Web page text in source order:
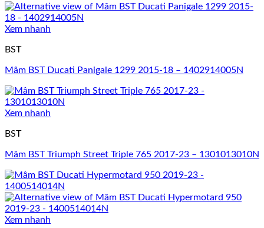
Xem nhanh
BST
Mâm BST Ducati Panigale 1299 2015-18 – 1402914005N
Xem nhanh
BST
Mâm BST Triumph Street Triple 765 2017-23 – 1301013010N
Xem nhanh